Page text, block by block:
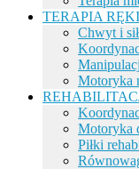
TERAPIA RĘKI
Chwyt i
Motoryka
Motoryka
Piłki